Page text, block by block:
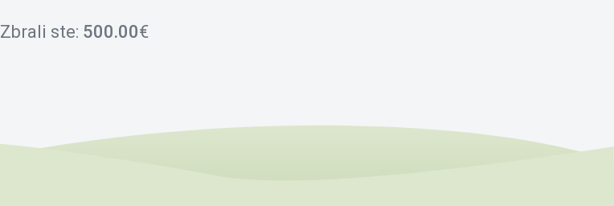
Zbrali ste: 500.00€